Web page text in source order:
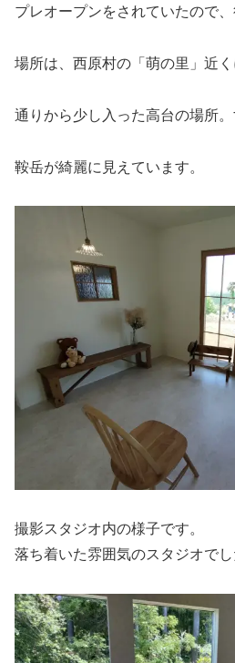
プレオープンをされていたので、
場所は、西原村の「萌の里」近く
通りから少し入った高台の場所。
鞍岳が綺麗に見えています。
撮影スタジオ内の様子です。
落ち着いた雰囲気のスタジオでし